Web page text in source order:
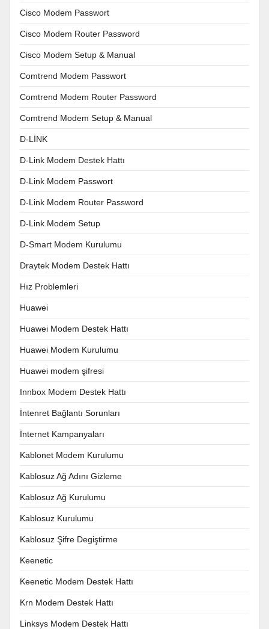
Cisco Modem Passwort
Cisco Modem Router Password
Cisco Modem Setup & Manual
Comtrend Modem Passwort
Comtrend Modem Router Password
Comtrend Modem Setup & Manual
D-LİNK
D-Link Modem Destek Hattı
D-Link Modem Passwort
D-Link Modem Router Password
D-Link Modem Setup
D-Smart Modem Kurulumu
Draytek Modem Destek Hattı
Hız Problemleri
Huawei
Huawei Modem Destek Hattı
Huawei Modem Kurulumu
Huawei modem şifresi
Innbox Modem Destek Hattı
İntenret Bağlantı Sorunları
İnternet Kampanyaları
Kablonet Modem Kurulumu
Kablosuz Ağ Adını Gizleme
Kablosuz Ağ Kurulumu
Kablosuz Kurulumu
Kablosuz Şifre Degiştirme
Keenetic
Keenetic Modem Destek Hattı
Krn Modem Destek Hattı
Linksys Modem Destek Hattı